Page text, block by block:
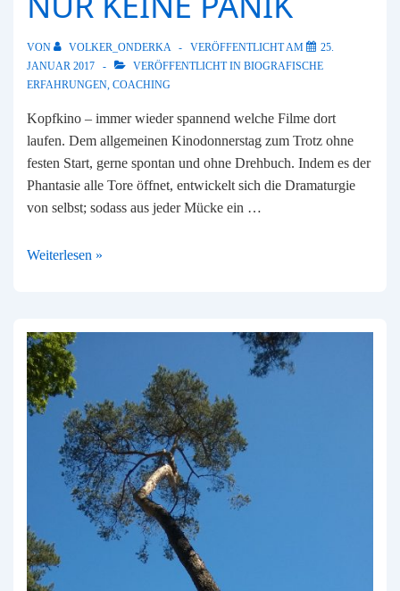
VON VOLKER_ONDERKA VERÖFFENTLICHT AM
25.
JANUAR 2017
VERÖFFENTLICHT IN BIOGRAFISCHE
ERFAHRUNGEN COACHING
Kopfkino – immer wieder spannend welche Filme dort
laufen. Dem allgemeinen Kinodonnerstag zum Trotz ohne
festen Start, gerne spontan und ohne Drehbuch. Indem es der
Phantasie alle Tore öffnet, entwickelt sich die Dramaturgie
von selbst; sodass aus jeder Mücke ein …
Nur
Weiterlesen »